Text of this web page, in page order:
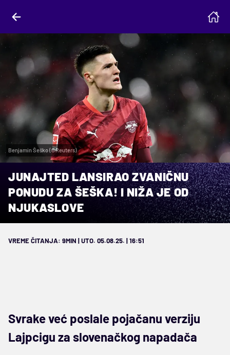
Benjamin Šeško (©Reuters)
JUNAJTED LANSIRAO ZVANIČNU
PONUDU ZA ŠEŠKA! I NIŽA JE OD
NJUKASLOVE
VREME ČITANJA: 9MIN | UTO. 05.08.25. | 16:51
Svrake već poslale pojačanu verziju
Lajpcigu za slovenačkog napadača